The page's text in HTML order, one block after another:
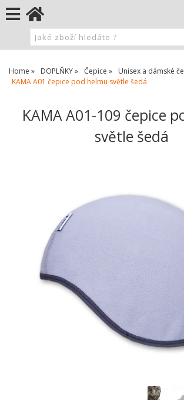
Home DOPLŇKY Čepice
Unisex a dámské
KAMA A01 čepice pod helmu světle šedá
KAMA A01-109 čepice
světle šedá